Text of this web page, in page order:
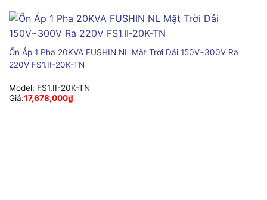
Ổn Áp 1 Pha 20KVA FUSHIN NL Mặt Trời Dải 150V~300V Ra
220V FS1.II-20K-TN
Model: FS1.II-20K-TN
Giá:17,678,000₫